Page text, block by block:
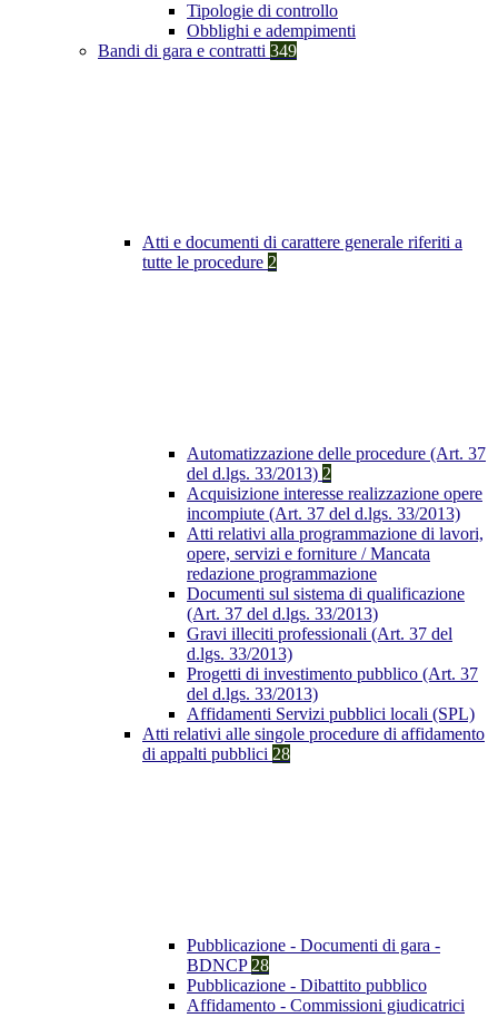
Tipologie di controllo
Obblighi e adempimenti
Bandi di gara e contratti 349
Atti e documenti di carattere generale riferiti a
tutte le procedure 2
Automatizzazione delle procedure (Art. 37
del d.lgs. 33/2013) 2
Acquisizione interesse realizzazione opere
incompiute (Art. 37 del d.lgs. 33/2013)
Atti relativi alla programmazione di lavori,
opere, servizi e forniture / Mancata
redazione programmazione
Documenti sul sistema di qualificazione
(Art. 37 del d.lgs. 33/2013)
Gravi illeciti professionali (Art. 37 del
d.lgs. 33/2013)
Progetti di investimento pubblico (Art. 37
del d.lgs. 33/2013)
Affidamenti Servizi pubblici locali (SPL)
Atti relativi alle singole procedure di affidamento
di appalti pubblici 28
Pubblicazione - Documenti di gara -
BDNCP 28
Pubblicazione - Dibattito pubblico
Affidamento - Commissioni giudicatrici